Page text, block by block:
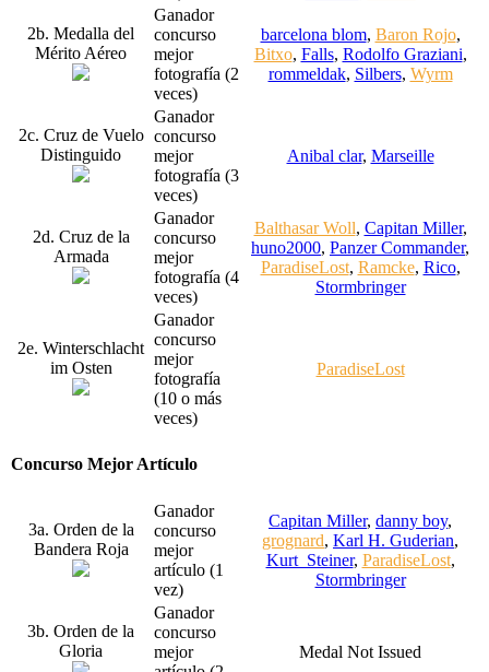
2b. Medalla del
Mérito Aéreo
Ganador
concurso
mejor
fotografía (2
veces)
barcelona blom, Baron Rojo,
Bitxo, Falls, Rodolfo Graziani,
rommeldak, Silbers, Wyrm
2c. Cruz de Vuelo
Distinguido
Ganador
concurso
mejor
fotografía (3
veces)
Anibal clar, Marseille
2d. Cruz de la
Armada
Ganador
concurso
mejor
fotografía (4
veces)
Balthasar Woll, Capitan Miller,
huno2000, Panzer Commander,
ParadiseLost, Ramcke, Rico,
Stormbringer
2e. Winterschlacht
im Osten
Ganador
concurso
mejor
fotografía
(10 o más
veces)
ParadiseLost
Concurso Mejor Artículo
3a. Orden de la
Bandera Roja
Ganador
concurso
mejor
artículo (1
vez)
Capitan Miller, danny boy,
grognard, Karl H. Guderian,
Kurt_Steiner, ParadiseLost,
Stormbringer
3b. Orden de la
Gloria
Ganador
concurso
mejor
Medal Not Issued